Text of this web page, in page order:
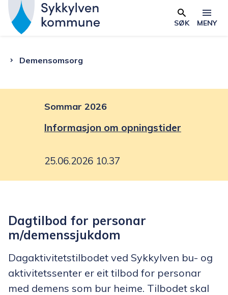
v
e
k
m
m
e
Skjema
SØK MENY
Du Demensomsorg
Sommar 2026
Informasjon om opningstider
25.06.2026 10.37
Dagtilbod for personar
m/demenssjukdom
Dagaktivitetstilbodet ved Sykkylven bu- og
aktivitetssenter er eit tilbod for personar
med demens som bur heime. Tilbodet skal